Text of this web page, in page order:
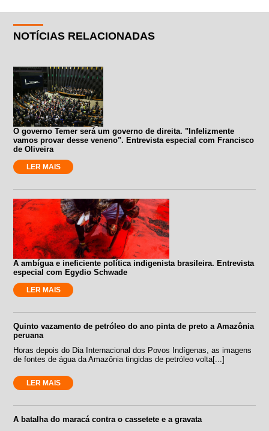
NOTÍCIAS RELACIONADAS
O governo Temer será um governo de direita. "Infelizmente
vamos provar desse veneno". Entrevista especial com Francisco
de Oliveira
LER MAIS
A ambígua e ineficiente política indigenista brasileira. Entrevista
especial com Egydio Schwade
LER MAIS
Quinto vazamento de petróleo do ano pinta de preto a Amazônia
peruana
Horas depois do Dia Internacional dos Povos Indígenas, as imagens
de fontes de água da Amazônia tingidas de petróleo volta[...]
LER MAIS
A batalha do maracá contra o cassetete e a gravata